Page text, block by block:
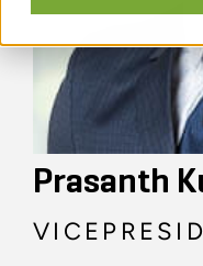
Prasanth